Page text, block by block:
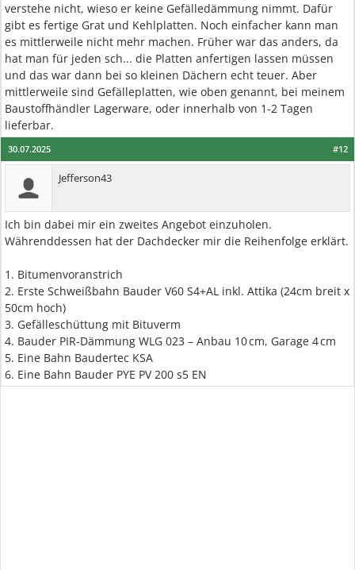
verstehe nicht, wieso er keine Gefälledämmung nimmt. Dafür
gibt es fertige Grat und Kehlplatten. Noch einfacher kann man
es mittlerweile nicht mehr machen. Früher war das anders, da
hat man für jeden sch... die Platten anfertigen lassen müssen
und das war dann bei so kleinen Dächern echt teuer. Aber
mittlerweile sind Gefälleplatten, wie oben genannt, bei meinem
Baustoffhändler Lagerware, oder innerhalb von 1-2 Tagen
lieferbar.
#12
30.07.2025
Jefferson43
Ich bin dabei mir ein zweites Angebot einzuholen.
Währenddessen hat der Dachdecker mir die Reihenfolge erklärt.
1. Bitumenvoranstrich
2. Erste Schweißbahn Bauder V60 S4+AL inkl. Attika (24cm breit x
50cm hoch)
3. Gefälleschüttung mit Bituverm
4. Bauder PIR-Dämmung WLG 023 – Anbau 10 cm, Garage 4 cm
5. Eine Bahn Baudertec KSA
6. Eine Bahn Bauder PYE PV 200 s5 EN